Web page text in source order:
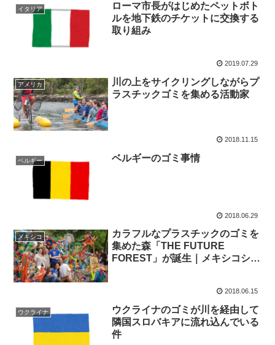
イタリア
ローマ市長がはじめたペットボト
ルを地下鉄のチケットに交換する
取り組み
2019.07.29
アメリカ
川の上をサイクリングしながらプ
ラスチックゴミを集める活動家
2018.11.15
ベルギー ベルギーのゴミ事情
2018.06.29
メキシコ
カラフルなプラスチックのゴミを
集めた森「THE FUTURE
FOREST」が誕生｜メキシコシテ
2018.06.15
ウクライナ
ウクライナのゴミが川を経由して
隣国スロバキアに流れ込んでいる
件